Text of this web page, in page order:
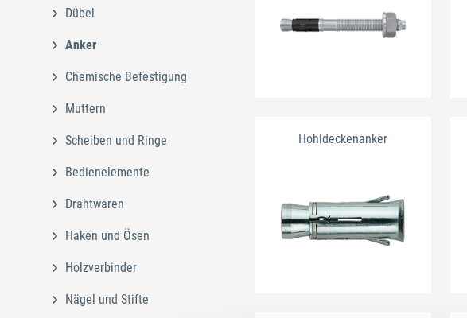
Dübel
Anker
Chemische Befestigung
Muttern
Scheiben und Ringe
Bedienelemente
Drahtwaren
Haken und Ösen
Holzverbinder
Nägel und Stifte
Hohldeckenanker